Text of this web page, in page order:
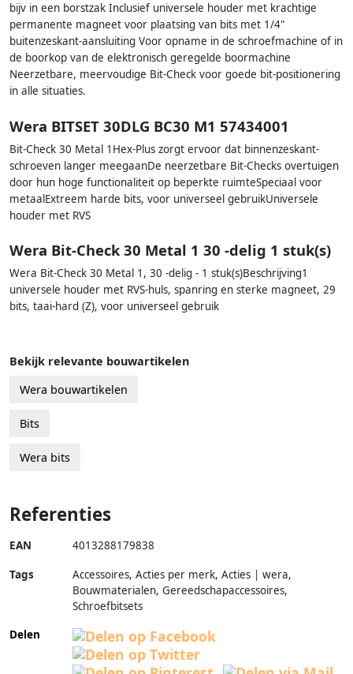
bijv in een borstzak Inclusief universele houder met krachtige
permanente magneet voor plaatsing van bits met 1/4"
buitenzeskant-aansluiting Voor opname in de schroefmachine of in
de boorkop van de elektronisch geregelde boormachine
Neerzetbare, meervoudige Bit-Check voor goede bit-positionering
in alle situaties.
Wera BITSET 30DLG BC30 M1 57434001
Bit-Check 30 Metal 1Hex-Plus zorgt ervoor dat binnenzeskant-
schroeven langer meegaanDe neerzetbare Bit-Checks overtuigen
door hun hoge functionaliteit op beperkte ruimteSpeciaal voor
metaalExtreem harde bits, voor universeel gebruikUniversele
houder met RVS
Wera Bit-Check 30 Metal 1 30 -delig 1 stuk(s)
Wera Bit-Check 30 Metal 1, 30 -delig - 1 stuk(s)Beschrijving1
universele houder met RVS-huls, spanring en sterke magneet, 29
bits, taai-hard (Z), voor universeel gebruik
Bekijk relevante bouwartikelen
Wera bouwartikelen
Bits
Wera bits
Referenties
EAN 4013288179838
Tags
Accessoires, Acties per merk, Acties | wera,
Bouwmaterialen, Gereedschapaccessoires,
Schroefbitsets
Delen